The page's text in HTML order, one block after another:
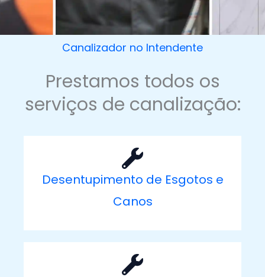
Canalizador no Intendente
Prestamos todos os
serviços de canalização:
Desentupimento de Esgotos e
Canos